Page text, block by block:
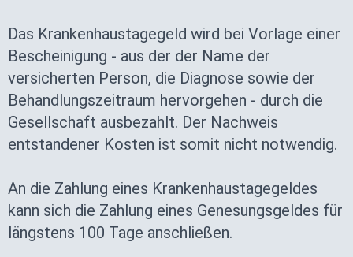
Das Krankenhaustagegeld wird bei Vorlage einer
Bescheinigung - aus der der Name der
versicherten Person, die Diagnose sowie der
Behandlungszeitraum hervorgehen - durch die
Gesellschaft ausbezahlt. Der Nachweis
entstandener Kosten ist somit nicht notwendig.
An die Zahlung eines Krankenhaustagegeldes
kann sich die Zahlung eines Genesungsgeldes für
längstens 100 Tage anschließen.